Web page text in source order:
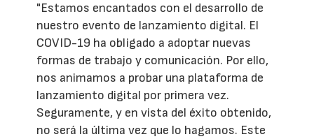
"Estamos encantados con el desarrollo de
nuestro evento de lanzamiento digital. El
COVID-19 ha obligado a adoptar nuevas
formas de trabajo y comunicación. Por ello,
nos animamos a probar una plataforma de
lanzamiento digital por primera vez.
Seguramente, y en vista del éxito obtenido,
no será la última vez que lo hagamos. Este